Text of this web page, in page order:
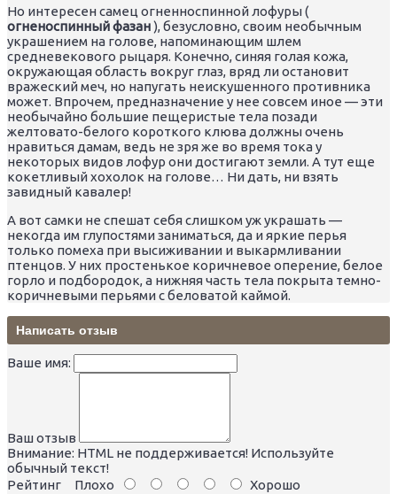
Но интересен самец огненноспинной лофуры (
огненоспинный фазан), безусловно, своим необычным
украшением на голове, напоминающим шлем
средневекового рыцаря. Конечно, синяя голая кожа,
окружающая область вокруг глаз, вряд ли остановит
вражеский меч, но напугать неискушенного противника
может. Впрочем, предназначение у нее совсем иное — эти
необычайно большие пещеристые тела позади
желтовато-белого короткого клюва должны очень
нравиться дамам, ведь не зря же во время тока у
некоторых видов лофур они достигают земли. А тут еще
кокетливый хохолок на голове… Ни дать, ни взять
завидный кавалер!
А вот самки не спешат себя слишком уж украшать —
некогда им глупостями заниматься, да и яркие перья
только помеха при высиживании и выкармливании
птенцов. У них простенькое коричневое оперение, белое
горло и подбородок, а нижняя часть тела покрыта темно-
коричневыми перьями с беловатой каймой.
Написать отзыв
Ваше имя:
Ваш отзыв
Внимание: HTML не поддерживается! Используйте
обычный текст!
Рейтинг Плохо Хорошо